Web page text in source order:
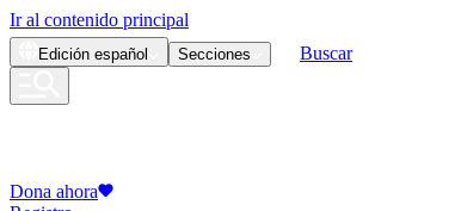
Ir al contenido principal
Edición español Secciones Buscar
Dona ahora